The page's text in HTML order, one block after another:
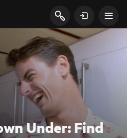
Under: Find